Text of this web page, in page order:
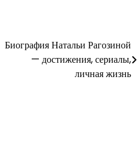
Биография Натальи Рагозиной
— достижения, сериалы,
личная жизнь